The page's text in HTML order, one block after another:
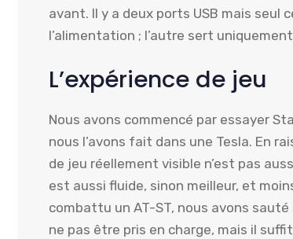
avant. Il y a deux ports USB mais seul
l’alimentation ; l’autre sert
L’expérience de jeu
Nous avons commencé par essayer
nous l’avons fait dans une Tesla. En
de jeu réellement visible n’est pas
est aussi fluide, sinon meilleur, et
combattu un AT-ST, nous avons
ne pas être pris en charge, mais il